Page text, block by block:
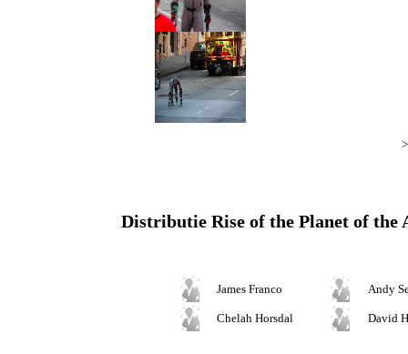
>
Distributie Rise of the Planet of the
James Franco Andy
Chelah Horsdal David